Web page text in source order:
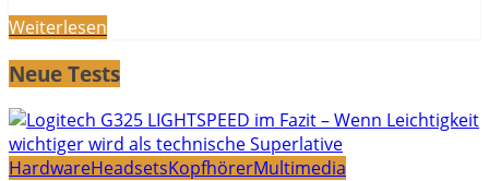
Weiterlesen
Neue Tests
HardwareHeadsetsKopfhörerMultimedia